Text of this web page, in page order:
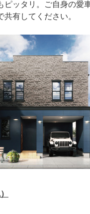
ピッタリ。ご自身の愛
有してください。